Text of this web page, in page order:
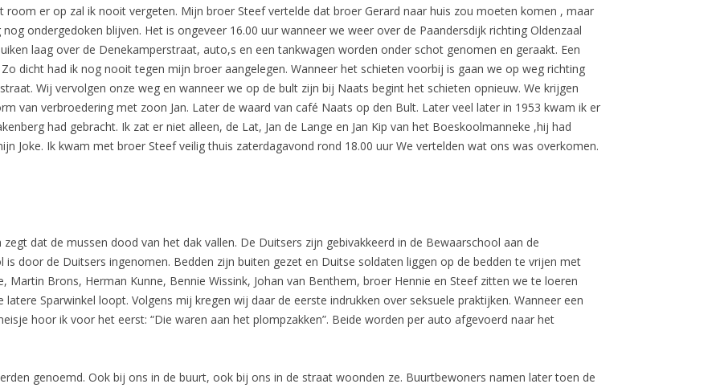
room er op zal ik nooit vergeten. Mijn broer Steef vertelde dat broer Gerard naar huis zou moeten komen , maar
ondergedoken blijven. Het is ongeveer 16.00 uur wanneer we weer over de Paandersdijk richting Oldenzaal
laag over de Denekamperstraat, auto,s en een tankwagen worden onder schot genomen en geraakt. Een
dicht had ik nog nooit tegen mijn broer aangelegen. Wanneer het schieten voorbij is gaan we op weg richting
Wij vervolgen onze weg en wanneer we op de bult zijn bij Naats begint het schieten opnieuw. We krijgen
van verbroedering met zoon Jan. Later de waard van café Naats op den Bult. Later veel later in 1953 kwam ik er
had gebracht. Ik zat er niet alleen, de Lat, Jan de Lange en Jan Kip van het Boeskoolmanneke ,hij had
Joke. Ik kwam met broer Steef veilig thuis zaterdagavond rond 18.00 uur We vertelden wat ons was overkomen.
dat de mussen dood van het dak vallen. De Duitsers zijn gebivakkeerd in de Bewaarschool aan de
door de Duitsers ingenomen. Bedden zijn buiten gezet en Duitse soldaten liggen op de bedden te vrijen met
Martin Brons, Herman Kunne, Bennie Wissink, Johan van Benthem, broer Hennie en Steef zitten we te loeren
Sparwinkel loopt. Volgens mij kregen wij daar de eerste indrukken over seksuele praktijken. Wanneer een
hoor ik voor het eerst: “Die waren aan het plompzakken”. Beide worden per auto afgevoerd naar het
genoemd. Ook bij ons in de buurt, ook bij ons in de straat woonden ze. Buurtbewoners namen later toen de